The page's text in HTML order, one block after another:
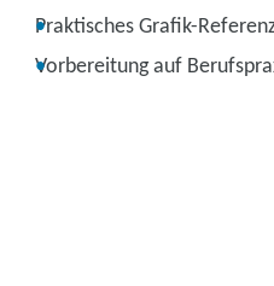
Praktisches Grafik-
Vorbereitung auf